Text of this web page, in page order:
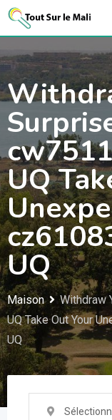
Aller
contenu
UQ
UQ
Maison
Withdraw
UQ Take Out Your
UQ